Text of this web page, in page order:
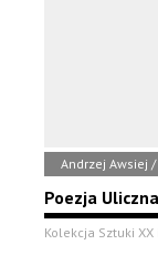
Andrzej Awsiej /
Poezja
Kolekcja Sztuki XX